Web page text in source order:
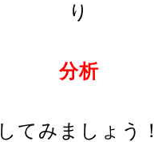
り
分析
してみましょう！